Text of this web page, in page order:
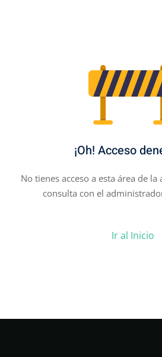
¡Oh! Acceso
No tienes acceso a esta área de
consulta con el
Ir al Inicio